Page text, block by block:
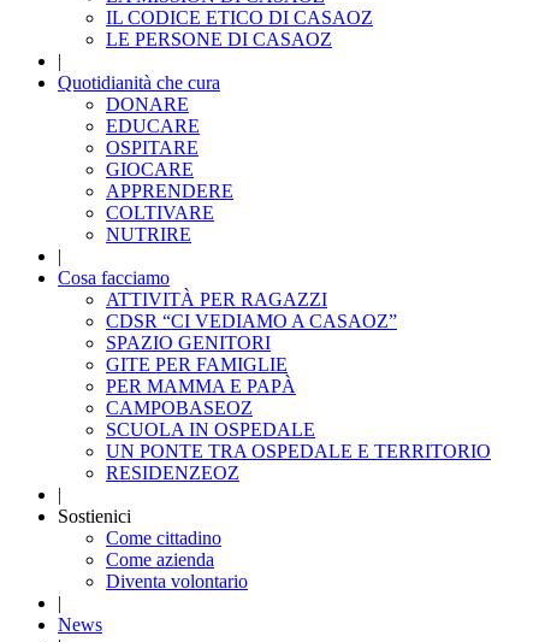
IL CODICE ETICO DI CASAOZ
LE PERSONE DI CASAOZ
|
Quotidianità che cura
DONARE
EDUCARE
OSPITARE
GIOCARE
APPRENDERE
COLTIVARE
NUTRIRE
|
Cosa facciamo
ATTIVITÀ PER RAGAZZI
CDSR “CI VEDIAMO A CASAOZ”
SPAZIO GENITORI
GITE PER FAMIGLIE
PER MAMMA E PAPÀ
CAMPOBASEOZ
SCUOLA IN OSPEDALE
UN PONTE TRA OSPEDALE E TERRITORIO
RESIDENZEOZ
|
Sostienici
Come cittadino
Come azienda
Diventa volontario
|
News